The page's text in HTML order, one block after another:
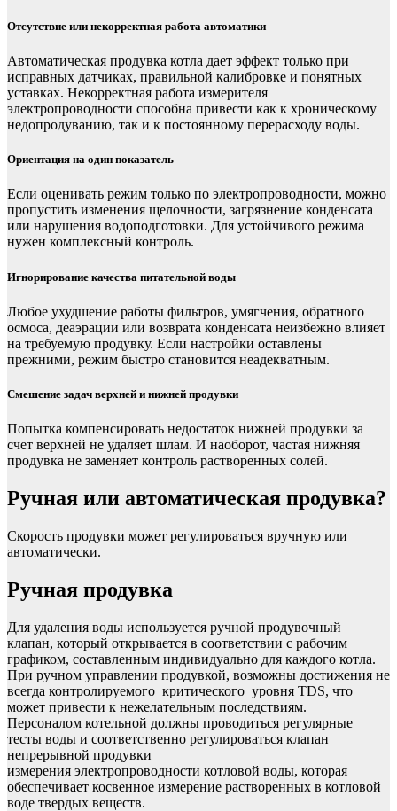
Отсутствие или некорректная работа автоматики
Автоматическая продувка котла дает эффект только при
исправных датчиках, правильной калибровке и понятных
уставках. Некорректная работа измерителя
электропроводности способна привести как к хроническому
недопродуванию, так и к постоянному перерасходу воды.
Ориентация на один показатель
Если оценивать режим только по электропроводности, можно
пропустить изменения щелочности, загрязнение конденсата
или нарушения водоподготовки. Для устойчивого режима
нужен комплексный контроль.
Игнорирование качества питательной воды
Любое ухудшение работы фильтров, умягчения, обратного
осмоса, деаэрации или возврата конденсата неизбежно влияет
на требуемую продувку. Если настройки оставлены
прежними, режим быстро становится неадекватным.
Смешение задач верхней и нижней продувки
Попытка компенсировать недостаток нижней продувки за
счет верхней не удаляет шлам. И наоборот, частая нижняя
продувка не заменяет контроль растворенных солей.
Ручная или автоматическая продувка?
Скорость продувки может регулироваться вручную или
автоматически.
Ручная продувка
Для удаления воды используется ручной продувочный
клапан, который открывается в соответствии с рабочим
графиком, составленным индивидуально для каждого котла.
При ручном управлении продувкой, возможны достижения не
всегда контролируемого критического уровня TDS, что
может привести к нежелательным последствиям.
Персоналом котельной должны проводиться регулярные
тесты воды и соответственно регулироваться клапан
непрерывной продувки
измерения электропроводности котловой воды, которая
обеспечивает косвенное измерение растворенных в котловой
воде твердых веществ.